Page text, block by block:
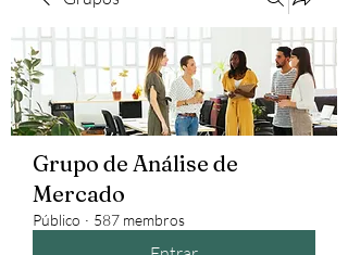
Grupo de Análise de
Mercado
Público · 587 membros